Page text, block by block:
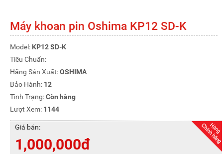
Máy khoan pin Oshima KP12 SD-K
Model: KP12 SD-K
Tiêu Chuẩn:
Hãng Sản Xuất:OSHIMA
Bảo Hành: 12
Tình Trạng:Còn hàng
Lượt Xem: 1144
Giá bán:
1,000,000đ